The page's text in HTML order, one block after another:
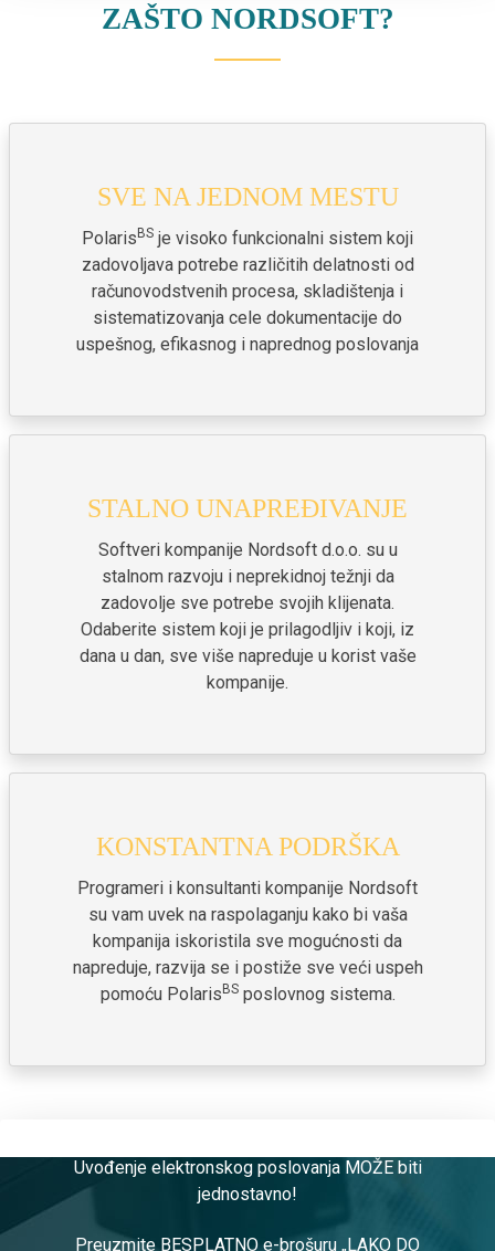
ZAŠTO NORDSOFT?
SVE NA JEDNOM MESTU
PolarisBS je visoko funkcionalni sistem koji
zadovoljava potrebe različitih delatnosti od
računovodstvenih procesa, skladištenja i
sistematizovanja cele dokumentacije do
uspešnog, efikasnog i naprednog poslovanja
STALNO UNAPREĐIVANJE
Softveri kompanije Nordsoft d.o.o. su u
stalnom razvoju i neprekidnoj težnji da
zadovolje sve potrebe svojih klijenata.
Odaberite sistem koji je prilagodljiv i koji, iz
dana u dan, sve više napreduje u korist vaše
kompanije.
KONSTANTNA PODRŠKA
Programeri i konsultanti kompanije Nordsoft
su vam uvek na raspolaganju kako bi vaša
kompanija iskoristila sve mogućnosti da
napreduje, razvija se i postiže sve veći uspeh
pomoću PolarisBSposlovnog sistema.
Uvođenje elektronskog poslovanja MOŽE biti
jednostavno!
Preuzmite BESPLATNO e-brošuru „LAKO DO